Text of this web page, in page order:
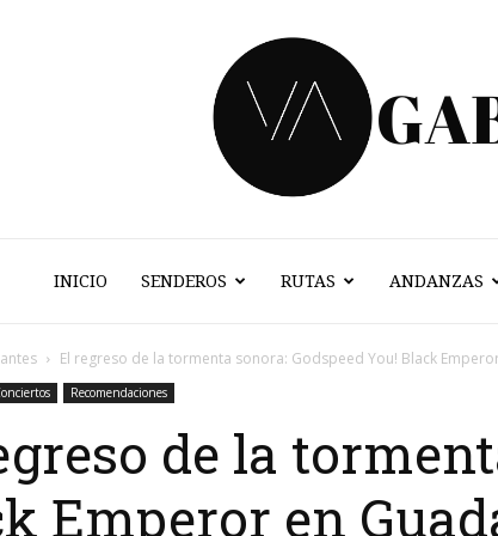
INICIO SENDEROS RUTAS ANDANZAS
El regreso de la tormenta sonora: Godspeed You! Black
Recomendaciones
de la
Emperor en